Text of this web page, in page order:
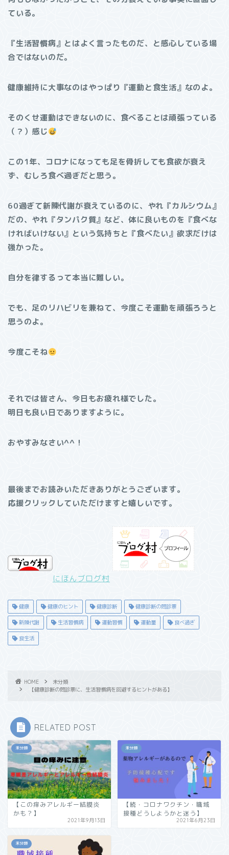
ている。
『生活習慣病』とはよく言ったものだ、と感心している場
合ではないのだ。
健康維持に大事なのはやっぱり『運動と食生活』なのよ。
そのくせ運動はできないのに、食べることは頑張っている
（？）感じ
この1年、コロナになっても足を骨折しても食欲が衰え
ず、むしろ食べ過ぎだと思う。
60過ぎて新陳代謝が衰えているのに、やれ『カルシウム』
だの、やれ『タンパク質』など、体に良いものを『食べな
ければいけない』という気持ちと『食べたい』欲求だけは
強かった。
自分を律するって本当に難しい。
でも、足のリハビリを兼ねて、今度こそ運動を頑張ろうと
思うのよ。
今度こそね
それでは皆さん、今日もお疲れ様でした。
明日も良い日でありますように。
おやすみなさい^^！
最後までお読みいただきありがとうございます。
応援クリックしていただけますと嬉しいです。
にほんブログ村
健康 健康のヒント 健康診断 健康診断の問診票
新陳代謝 生活習慣病 運動習慣 運動量 食べ過ぎ
食生活
HOME
未分類
【健康診断の問診票に、生活習慣病を回避するヒントがある】
RELATED POST
未分類
【この痒みアレルギー結膜炎
かも？】
2021年9月13日
未分類
【続・コロナワクチン・職域
接種どうしようかと迷う】
2021年6月23日
未分類